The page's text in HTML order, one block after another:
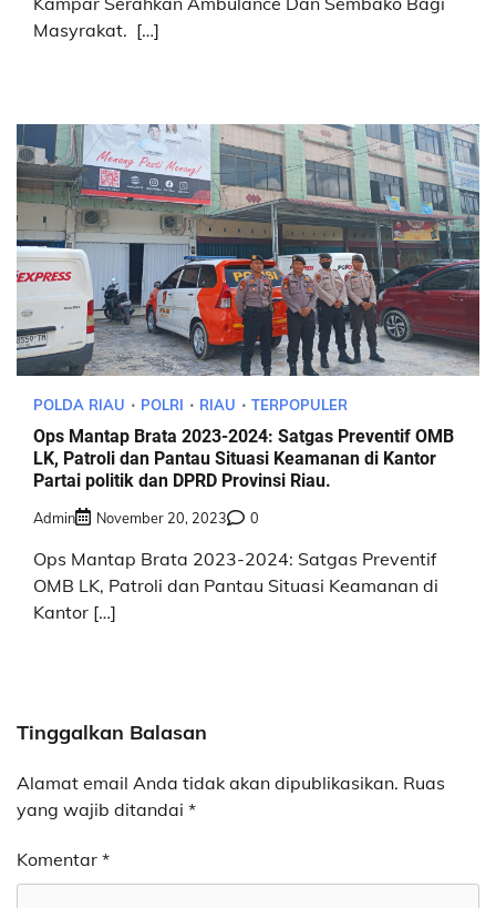
Masyrakat. […]
POLDA RIAU POLRI RIAU TERPOPULER
Ops Mantap Brata 2023-2024: Satgas Preventif OMB
LK, Patroli dan Pantau Situasi Keamanan di Kantor
Partai politik dan DPRD Provinsi Riau.
Admin November 20, 2023 0
Ops Mantap Brata 2023-2024: Satgas Preventif
OMB LK, Patroli dan Pantau Situasi Keamanan di
Kantor […]
Tinggalkan Balasan
Alamat email Anda tidak akan dipublikasikan. Ruas
yang wajib ditandai *
Komentar *